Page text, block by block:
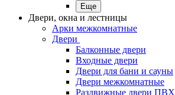
Еще
Двери, окна и лестницы
Арки межкомнатные
Двери
Балконные двери
Входные двери
Двери для бани и сауны
Двери межкомнатные
Раздвижные двери ПВХ